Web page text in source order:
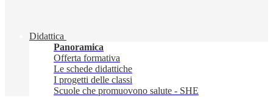
Didattica
Panoramica
Offerta formativa
Le schede didattiche
I progetti delle classi
Scuole che promuovono salute - SHE